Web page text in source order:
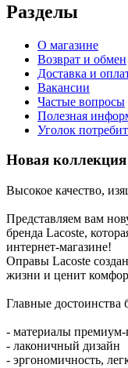
Разделы
О магазине
Возврат и обмен
Доставка и
Вакансии
Частые вопросы
Полезная
Уголок
Новая коллекция
Высокое качество,
Представляем вам
бренда Lacoste,
интернет-магазине!
Оправы Lacoste
жизни и ценит
Главные достоинства
- материалы премиум-
- лаконичный дизайн
- эргономичность,